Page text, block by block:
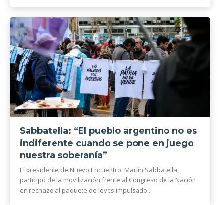
Sabbatella: “El pueblo argentino no es
indiferente cuando se pone en juego
nuestra soberanía”
El presidente de Nuevo Encuentro, Martín Sabbatella,
participó de la movilización frente al Congreso de la Nación
en rechazo al paquete de leyes impulsado...